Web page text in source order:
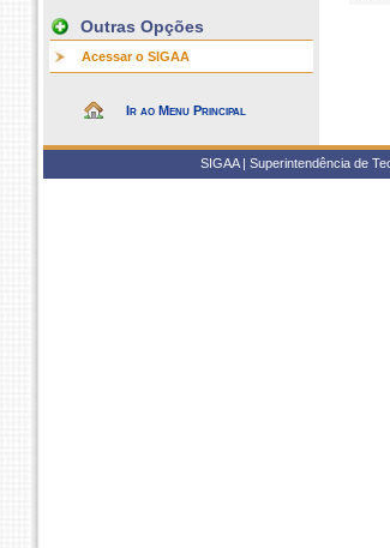
Outras Opções
Acessar o SIGAA
Ir ao Menu Principal
SIGAA | Superintendência de